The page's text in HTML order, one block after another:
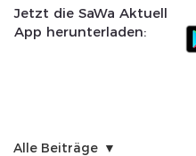
Jetzt die SaWa Aktuell
App herunterladen:
Alle Beiträge